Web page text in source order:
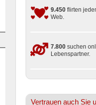
9.450 flirten
Web.
7.800 suchen
Lebenspartner.
Vertrauen auch Sie